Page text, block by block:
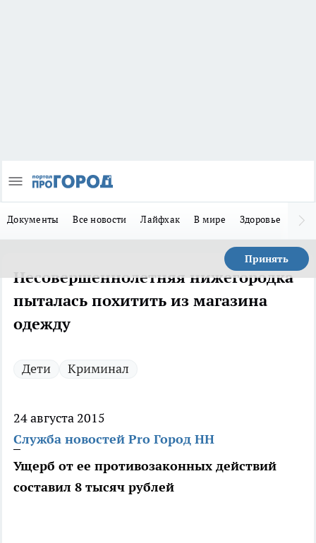
Документы Все новости Лайфхак В мире Здоровье
Принять
Несовершеннолетняя нижегородка
пыталась похитить из магазина
одежду
Дети Криминал
24 августа 2015
Служба новостей Pro Город НН
Ущерб от ее противозаконных действий
составил 8 тысяч рублей